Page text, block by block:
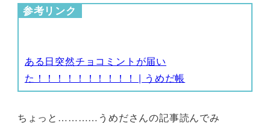
参考リンク
ある日突然チョコミントが届い
た！！！！！！！！！！ | うめだ帳
ちょっと…………うめださんの記事読んでみ